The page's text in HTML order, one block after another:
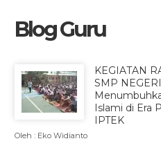
Blog Guru
KEGIATAN
SMP
Islami di Era
IPTEK
Oleh : Eko Widianto